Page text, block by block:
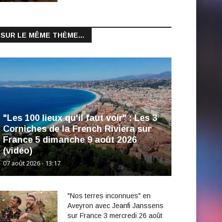
SUR LE MÊME THÈME...
"Les 100 lieux qu'il faut voir" : Les 3
Corniches de la French Riviera sur
France 5 dimanche 9 août 2026
(vidéo)
07 août 2026 - 13:17
"Nos terres inconnues" en
Aveyron avec Jeanfi Janssens
sur France 3 mercredi 26 août